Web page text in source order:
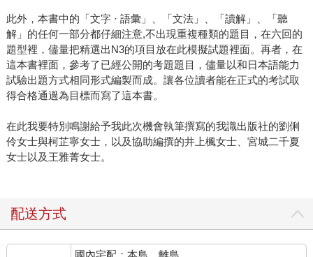
此外，本書中的「文字 · 語彙」、「文法」、「讀解」、「聽
解」的任何一部分都仔細注意,不出現重複種類的題目，在六回的
題型裡，儘量把精選出N3的項目放在此模擬試題裡面。再者，在
這本書裡面，參考了已經公開的考題題目，儘量以和日本語能力
試驗出題方式相同形式編製而成。讓各位讀者能在正式的考試取
得合格通過為目標而寫了這本書。
在此我要特別鳴謝給予我此次機會執筆撰寫的我識出版社的劉俐
伶女士與柯芷寧女士，以及協助編撰的井上楓女士、宮城二千夏
女士以及王雅菁女士。
配送方式